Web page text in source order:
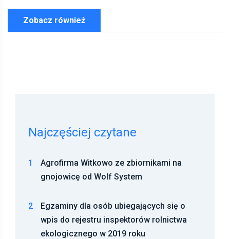
Zobacz również
Najczęściej czytane
1
Agrofirma Witkowo ze zbiornikami na
gnojowicę od Wolf System
2
Egzaminy dla osób ubiegających się o
wpis do rejestru inspektorów rolnictwa
ekologicznego w 2019 roku